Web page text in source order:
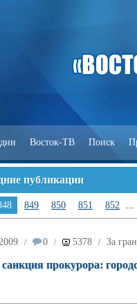
Восток-ТВ Поиск
публикации
849 850 851 852 ...
/ 0 / 5378 / За
прокурора: